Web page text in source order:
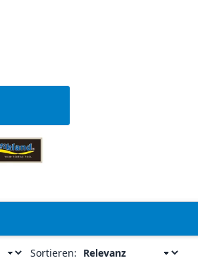
Sortieren: